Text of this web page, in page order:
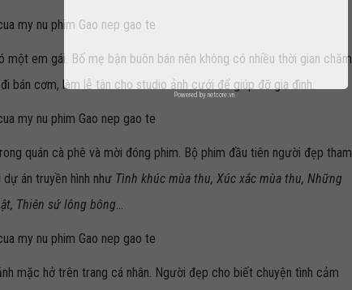
em gái. Bố mẹ bận buôn bán nên không có nhiều thời gian chăm
bán cơm, làm lễ tân cho studio ảnh cưới để giúp đỡ gia đình.
quán cà phê và mời đóng phim. Bộ phim đầu tiên người đẹp tham
dự án truyền hình như Tình khúc mùa thu, Xúc xắc mùa thu, Những
Thiên sứ lông bông...
mặc hở trên trang cá nhân. Người đẹp cho biết chuyện tình cảm
Powered by netcore.vn